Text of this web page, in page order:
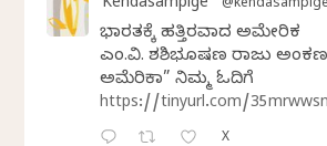
Kendasampige @kendasampige
ಭಾರತಕ್ಕೆ ಹತ್ತಿರವಾದ ಅಮೇರಿಕ
ಎಂ.ವಿ. ಶಶಿಭೂಷಣ ರಾಜು
ಅಮೆರಿಕಾ” ನಿಮ್ಮ ಓದಿಗೆ
https://tinyurl.com/35mrwwsn
X